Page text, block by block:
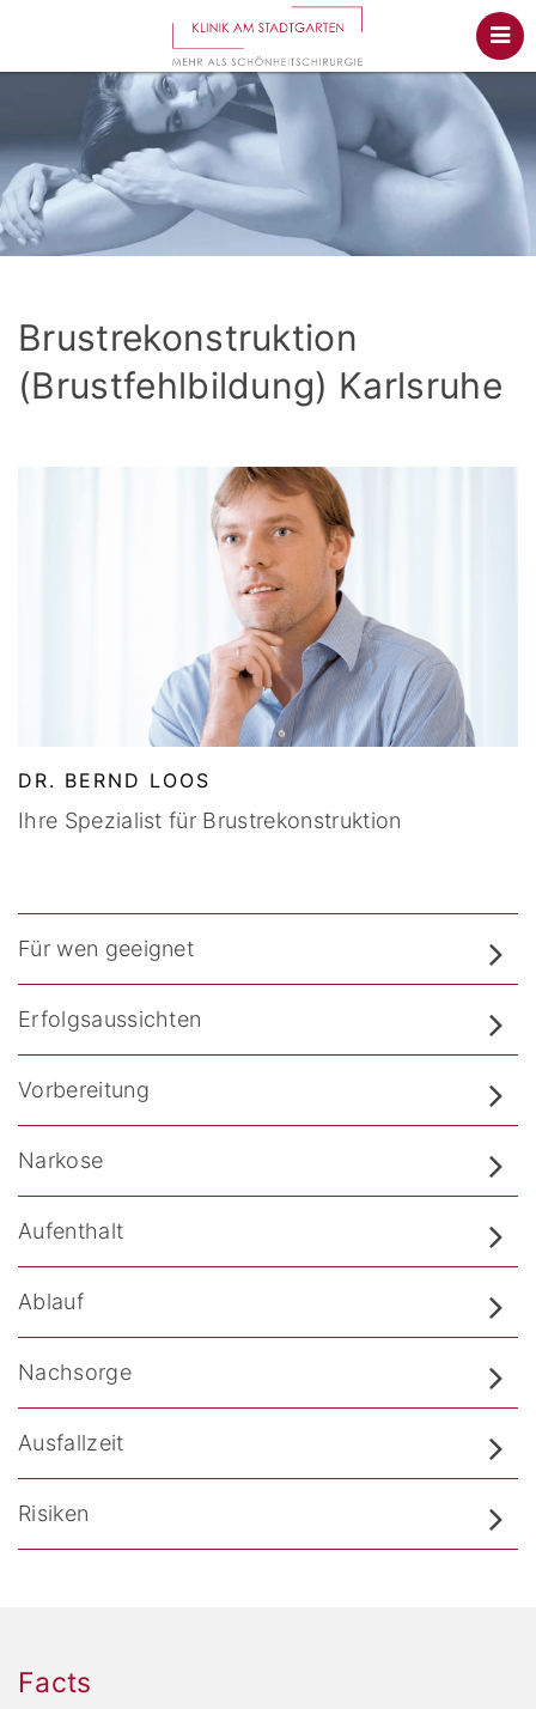
Brustrekonstruktion
(Brustfehlbildung) Karlsruhe
DR. BERND LOOS
Ihre Spezialist für Brustrekonstruktion
Für wen geeignet
Erfolgsaussichten
Vorbereitung
Narkose
Aufenthalt
Ablauf
Nachsorge
Ausfallzeit
Risiken
Facts